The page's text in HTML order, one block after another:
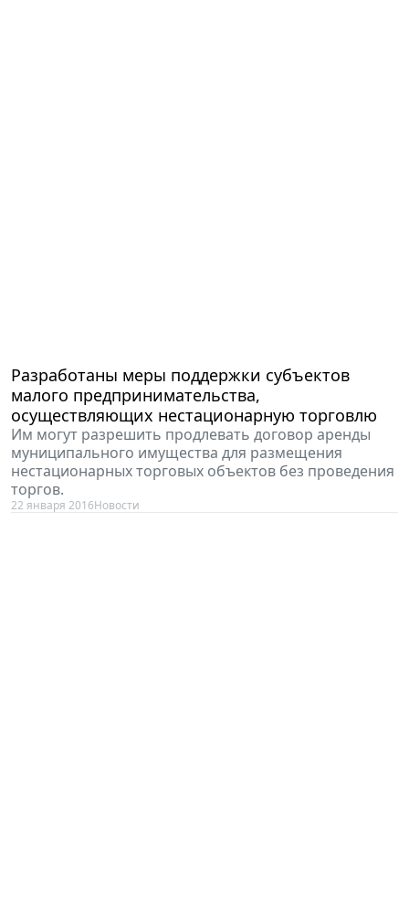
Разработаны меры поддержки субъектов
малого предпринимательства,
осуществляющих нестационарную торговлю
Им могут разрешить продлевать договор аренды
муниципального имущества для размещения
нестационарных торговых объектов без проведения
торгов.
22 января 2016Новости